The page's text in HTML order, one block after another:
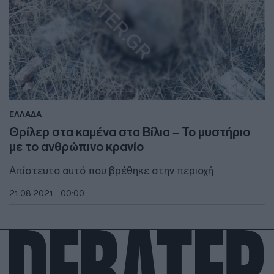
ΕΛΛΑΔΑ
Θρίλερ στα καμένα στα Βίλια – Το μυστήριο
με το ανθρώπινο κρανίο
Απίστευτο αυτό που βρέθηκε στην περιοχή
21.08.2021 - 00:00